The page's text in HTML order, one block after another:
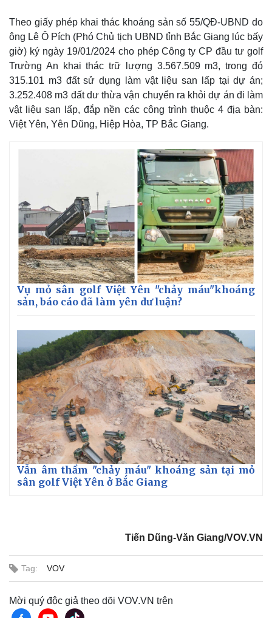
Kinh tế
Bất động sản
Thị trường
Giá vàng
Chứng khoán
Giá cà phê
Theo giấy phép khai thác khoáng sản số 55/QĐ-UBND do
ông Lê Ô Pích (Phó Chủ tịch UBND tỉnh Bắc Giang lúc bấy
giờ) ký ngày 19/01/2024 cho phép Công ty CP đầu tư golf
Trường An khai thác trữ lượng 3.567.509 m3, trong đó
315.101 m3 đất sử dụng làm vật liệu san lấp tại dự án;
3.252.408 m3 đất dư thừa vận chuyển ra khỏi dự án đi làm
vật liệu san lấp, đắp nền các công trình thuộc 4 địa bàn:
Việt Yên, Yên Dũng, Hiệp Hòa, TP Bắc Giang.
Vụ mỏ sân golf Việt Yên "chảy máu"khoáng
sản, báo cáo đã làm yên dư luận?
Vẫn âm thầm "chảy máu" khoáng sản tại mỏ
sân golf Việt Yên ở Bắc Giang
Tiến Dũng-Văn Giang/VOV.VN
Tag: VOV
Mời quý độc giả theo dõi VOV.VN trên